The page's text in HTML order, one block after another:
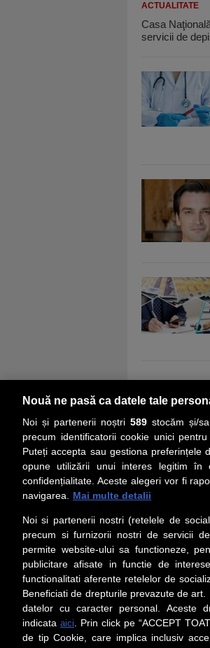
ACTUALITATE
Casa
servicii de
PRIMA PAGINĂ
Social
Urmareste-ne
Nouă ne pasă ca datele tale
Noi și partenerii noștri 589stocăm și/
precum identificatorii cookie unici
Puteți accepta sau gestiona preferințele
opune utilizării unui interes legitim
confidențialitate. Aceste alegeri vor fi
navigarea.
Mai multe detalii
Noi si partenerii nostri (retelele de
precum si furnizorii nostri de servicii
permite website-ului sa functioneze,
publicitare afisate in functie de
functionalitati aferente retelelor de
Beneficiati de drepturile prevazute de
datelor cu caracter personal. Aceste
indicata aici. Prin click pe “ACCEPT
de tip Cookie, care implica inclusiv